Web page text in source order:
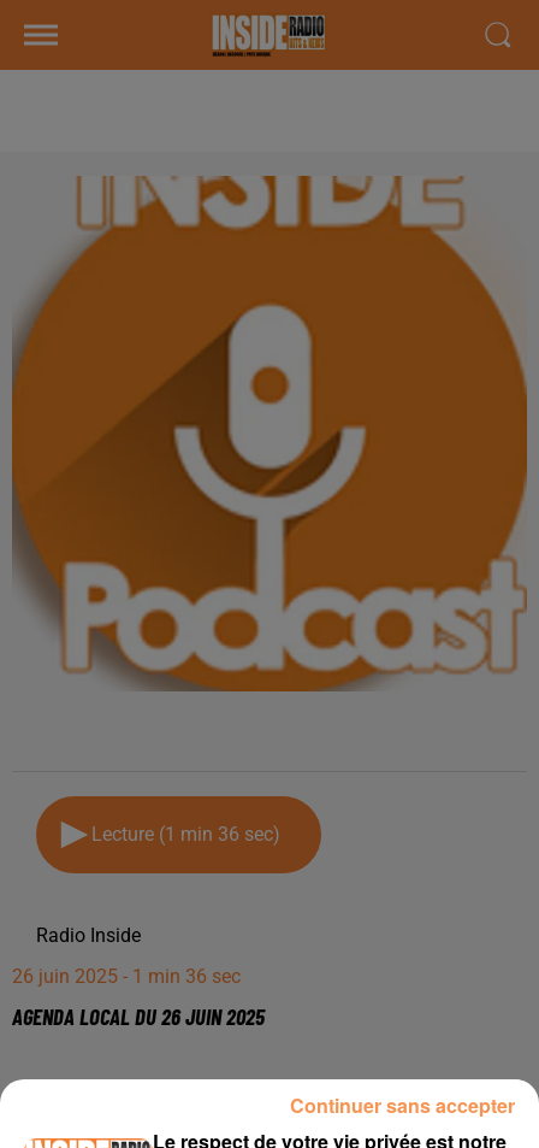
Lecture (1 min 36 sec)
Radio Inside
26 juin 2025 - 1 min 36 sec
AGENDA LOCAL DU 26 JUIN 2025
tabous à Pau samedi 28 et dimanche 29 juin au Stade du
Le respect de votre vie privée est notre
Continuer sans accepter